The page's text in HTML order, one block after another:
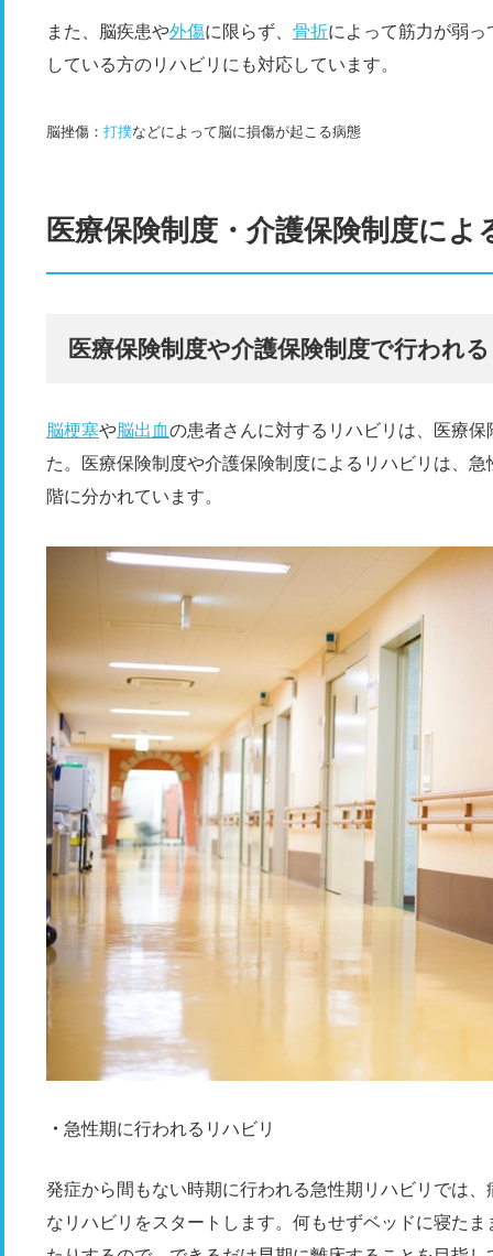
また、脳疾患や外傷に限らず、 骨折によって筋力が弱
している方のリハビリにも対応しています。
脳挫傷： 打撲などによって脳に損傷が起こる病態
医療保険制度・介護保険制度に
医療保険制度や介護保険制度で行われ
脳梗塞や脳出血の患者さんに対するリハビリは、医療
た。医療保険制度や介護保険制度によるリハビリは、
階に分かれています。
急性期に行われるリハビリ
発症から間もない時期に行われる急性期リハビリでは
なリハビリをスタートします。何もせずベッドに寝た